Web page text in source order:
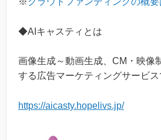
◆AIキャスティとは
画像生成～動画生成、CM・映像
する広告マーケティングサービス
https://aicasty.hopelivs.jp/